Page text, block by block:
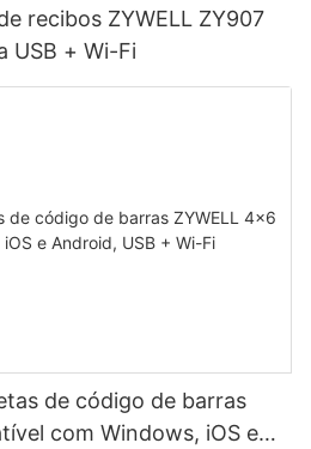
recibos ZYWELL ZY907
USB + Wi-Fi
de código de barras
com Windows, iOS e